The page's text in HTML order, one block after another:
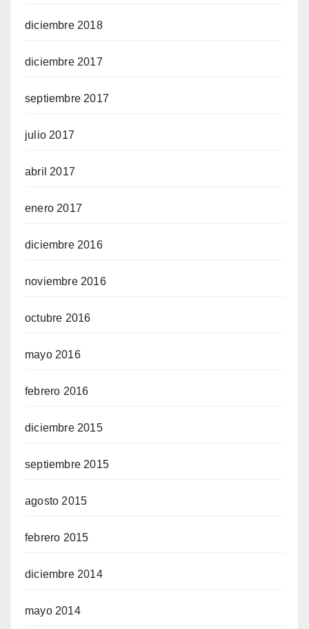
diciembre 2018
diciembre 2017
septiembre 2017
julio 2017
abril 2017
enero 2017
diciembre 2016
noviembre 2016
octubre 2016
mayo 2016
febrero 2016
diciembre 2015
septiembre 2015
agosto 2015
febrero 2015
diciembre 2014
mayo 2014